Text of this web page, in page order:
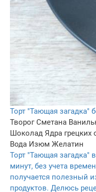
Торт "Тающая загадка"
Творог Сметана
Шоколад Ядра грецких
Вода Изюм Желатин
Торт "Тающая загадка"
минут, без учета
получается полезный
продуктов. Делюсь